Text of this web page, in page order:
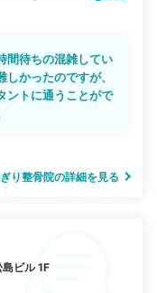
間待ちの混雑してい
かったのですが、
ントに通うことがで
り整骨院の詳細を見る
ビル 1F